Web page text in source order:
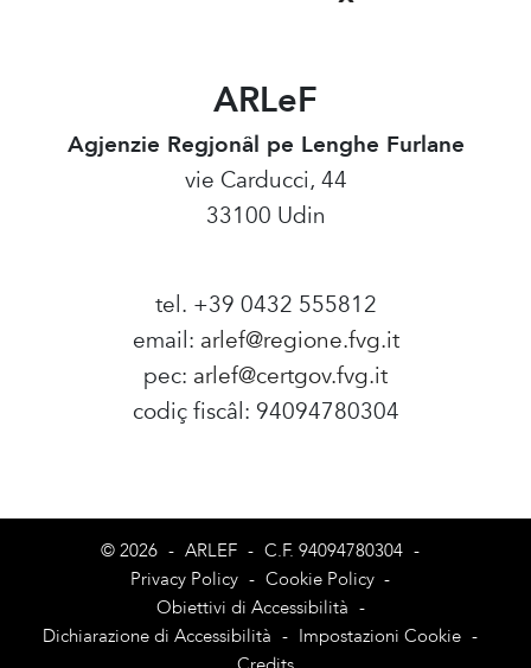
ARLeF
Agjenzie Regjonâl pe Lenghe Furlane
vie Carducci, 44
33100 Udin
tel. +39 0432 555812
email: arlef@regione.fvg.it
pec: arlef@certgov.fvg.it
codiç fiscâl: 94094780304
© 2026 - ARLEF - C.F. 94094780304 -
Privacy Policy - Cookie Policy -
Obiettivi di Accessibilità -
Dichiarazione di Accessibilità - Impostazioni Cookie -